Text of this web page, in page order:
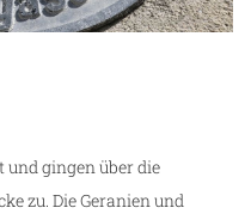
gingen über die
zu. Die Geranien und